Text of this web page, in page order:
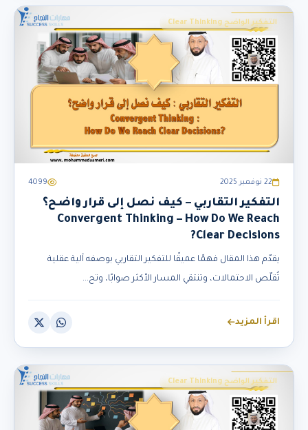
التفكير الواضح Clear Thinking
22 نوفمبر 2025 4099
التفكير التقاربي – كيف نصل إلى قرار واضح؟
Convergent Thinking – How Do We Reach
Clear Decisions?
يقدّم هذا المقال فهمًا عميقًا للتفكير التقاربي بوصفه آلية عقلية
تُقلّص الاحتمالات، وتنتقي المسار الأكثر صوابًا، وتح...
اقرأ المزيد
التفكير الواضح Clear Thinking